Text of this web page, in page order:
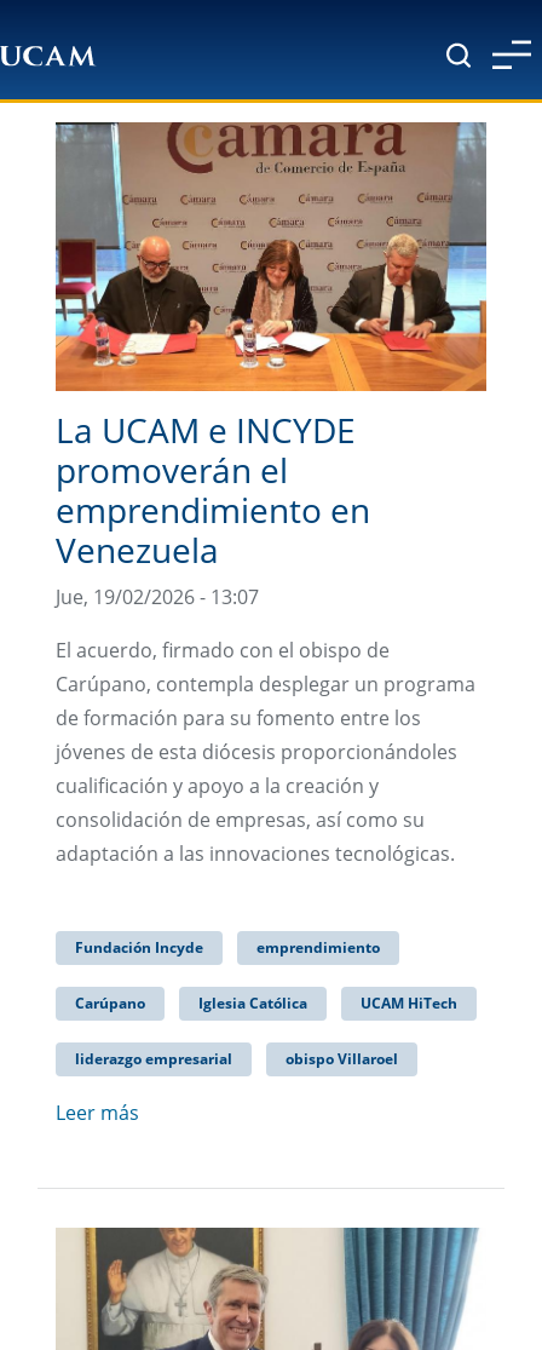
La UCAM e INCYDE
promoverán el
emprendimiento en
Venezuela
Jue, 19/02/2026 - 13:07
El acuerdo, firmado con el obispo de
Carúpano, contempla desplegar un programa
de formación para su fomento entre los
jóvenes de esta diócesis proporcionándoles
cualificación y apoyo a la creación y
consolidación de empresas, así como su
adaptación a las innovaciones tecnológicas.
Fundación Incyde emprendimiento
Carúpano Iglesia Católica UCAM HiTech
liderazgo empresarial obispo Villaroel
Leer más